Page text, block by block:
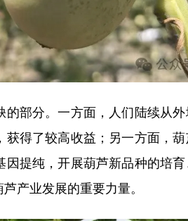
部分。一方面，人们陆续从外
得了较高收益；另一方面，
提纯，开展葫芦新品种的培
产业发展的重要力量。